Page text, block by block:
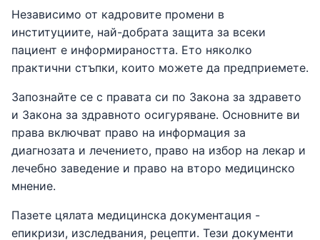
Независимо от кадровите промени в
институциите, най-добрата защита за всеки
пациент е информираността. Ето няколко
практични стъпки, които можете да предприемете.
Запознайте се с правата си по Закона за здравето
и Закона за здравното осигуряване. Основните ви
права включват право на информация за
диагнозата и лечението, право на избор на лекар и
лечебно заведение и право на второ медицинско
мнение.
Пазете цялата медицинска документация -
епикризи, изследвания, рецепти. Тези документи